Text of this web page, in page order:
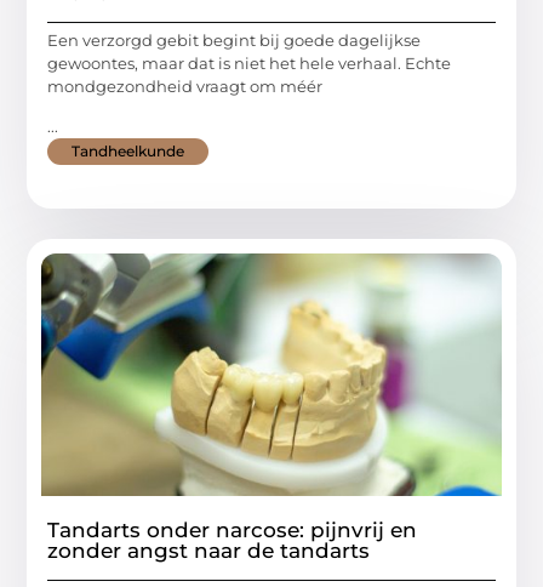
Een verzorgd gebit begint bij goede dagelijkse
gewoontes, maar dat is niet het hele verhaal. Echte
mondgezondheid vraagt om méér
...
Tandheelkunde
Tandarts onder narcose: pijnvrij en
zonder angst naar de tandarts